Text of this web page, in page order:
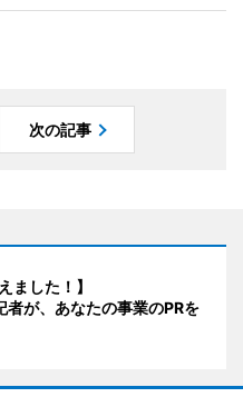
次の記事
ました！】
者が、あなたの事業のPRを